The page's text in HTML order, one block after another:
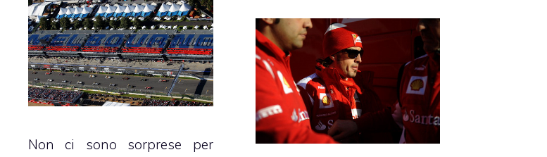
Non ci sono sorprese per